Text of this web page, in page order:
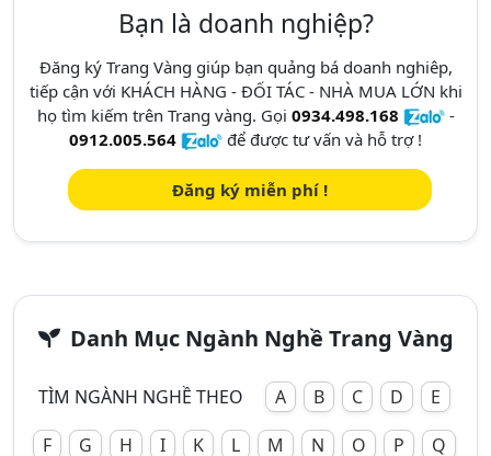
Bạn là doanh nghiệp?
Đăng ký Trang Vàng giúp bạn quảng bá doanh nghiêp,
tiếp cận với KHÁCH HÀNG - ĐỐI TÁC - NHÀ MUA LỚN khi
họ tìm kiếm trên Trang vàng. Gọi 0934.498.168
-
0912.005.564
để được tư vấn và hỗ trợ !
Đăng ký miễn phí !
Danh Mục Ngành Nghề Trang Vàng
TÌM NGÀNH NGHỀ THEO A B C D
E
F
G H I K L M N O P Q